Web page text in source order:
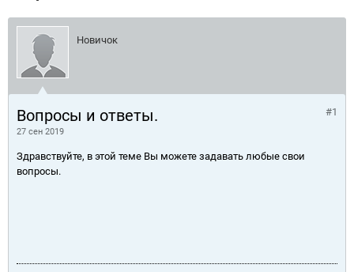
Новичок
Вопросы и ответы.
27 сен 2019
#1
Здравствуйте, в этой теме Вы можете задавать любые свои
вопросы.